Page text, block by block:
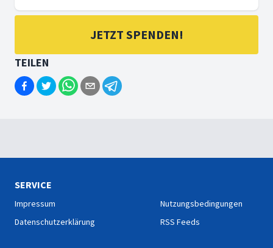
JETZT SPENDEN!
TEILEN
SERVICE
Impressum
Datenschutzerklärung
Nutzungsbedingungen
RSS Feeds